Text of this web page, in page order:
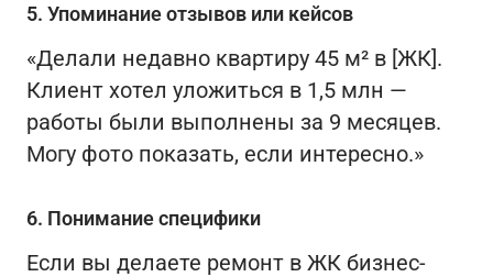
5. Упоминание отзывов или кейсов
«Делали недавно квартиру 45 м² в [ЖК].
Клиент хотел уложиться в 1,5 млн —
работы были выполнены за 9 месяцев.
Могу фото показать, если интересно.»
6. Понимание специфики
Если вы делаете ремонт в ЖК бизнес-